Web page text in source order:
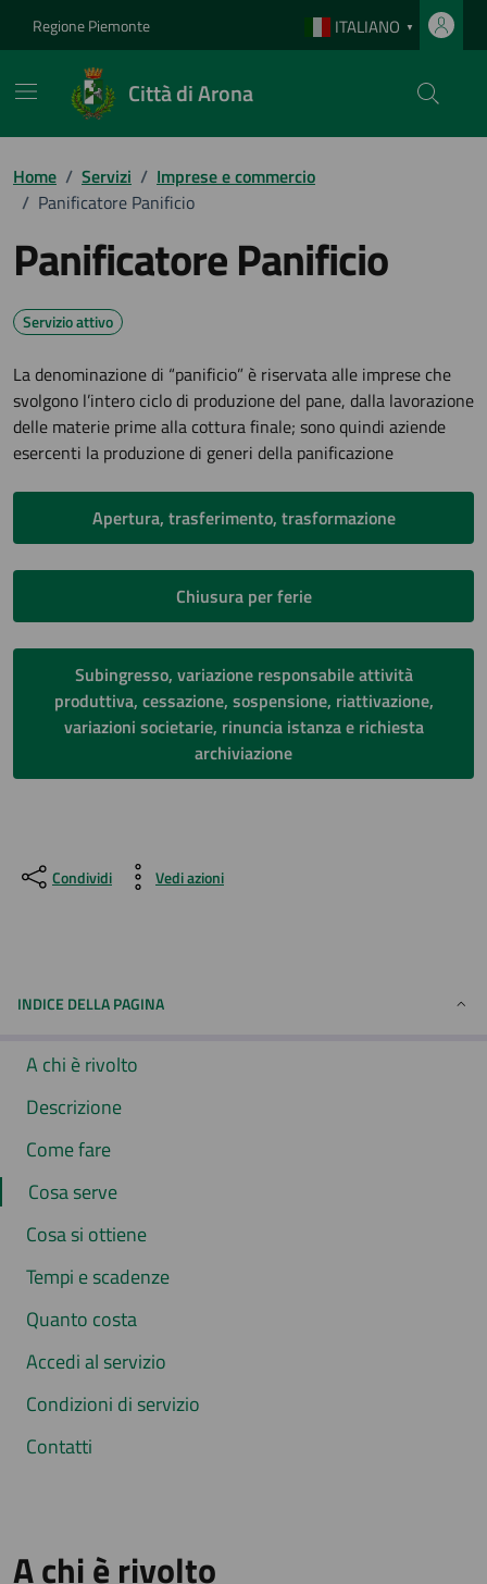
Regione Piemonte ITALIANO ▼
Città di Arona
Home / Servizi / Imprese e commercio
/ Panificatore Panificio
Panificatore Panificio
Servizio attivo
La denominazione di “panificio” è riservata alle imprese che
svolgono l’intero ciclo di produzione del pane, dalla lavorazione
delle materie prime alla cottura finale; sono quindi aziende
esercenti la produzione di generi della panificazione
Apertura, trasferimento, trasformazione
Chiusura per ferie
Subingresso, variazione responsabile attività
produttiva, cessazione, sospensione, riattivazione,
variazioni societarie, rinuncia istanza e richiesta
archiviazione
Condividi Vedi azioni
INDICE DELLA PAGINA
A chi è rivolto
Descrizione
Come fare
Cosa serve
Cosa si ottiene
Tempi e scadenze
Quanto costa
Accedi al servizio
Condizioni di servizio
Contatti
A chi è rivolto